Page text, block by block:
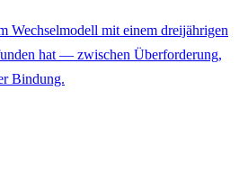
Wechselmodell mit einem dreijährigen
hat — zwischen Überforderung,
Bindung.